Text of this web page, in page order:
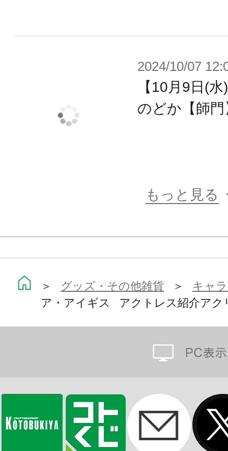
2024/10/07
【10月9日(
のどか【師
もっと見る
＞ グッズ・その他雑貨 ＞ キャ
ア・アイギス アクトレス紹介ア